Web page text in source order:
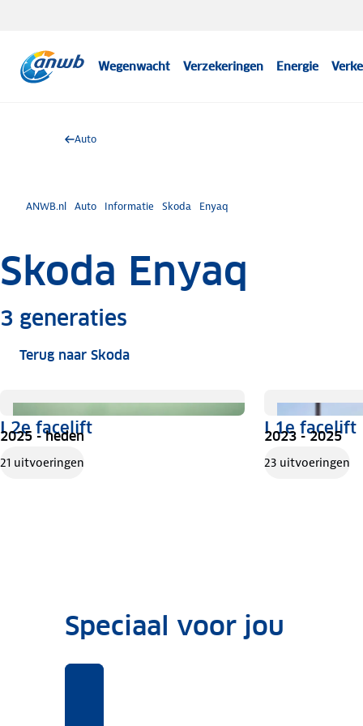
Wegenwacht Verzekeringen Energie
Auto
ANWB.nl Auto Informatie Skoda Enyaq
Skoda Enyaq
3 generaties
Terug naar Skoda
I 2e facelift
2025 - heden
21 uitvoeringen
I 1e facelift
2023 - 2025
23 uitvoeringen
Speciaal voor jou